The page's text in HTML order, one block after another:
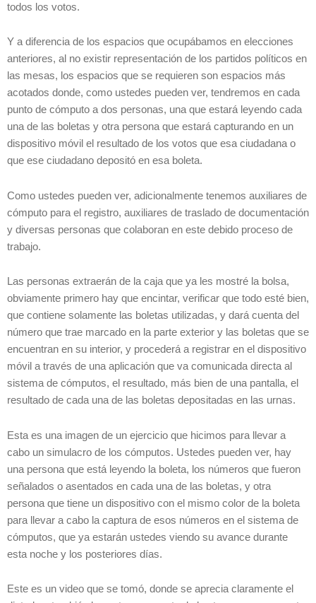
todos los votos.
Y a diferencia de los espacios que ocupábamos en elecciones
anteriores, al no existir representación de los partidos políticos en
las mesas, los espacios que se requieren son espacios más
acotados donde, como ustedes pueden ver, tendremos en cada
punto de cómputo a dos personas, una que estará leyendo cada
una de las boletas y otra persona que estará capturando en un
dispositivo móvil el resultado de los votos que esa ciudadana o
que ese ciudadano depositó en esa boleta.
Como ustedes pueden ver, adicionalmente tenemos auxiliares de
cómputo para el registro, auxiliares de traslado de documentación
y diversas personas que colaboran en este debido proceso de
trabajo.
Las personas extraerán de la caja que ya les mostré la bolsa,
obviamente primero hay que encintar, verificar que todo esté bien,
que contiene solamente las boletas utilizadas, y dará cuenta del
número que trae marcado en la parte exterior y las boletas que se
encuentran en su interior, y procederá a registrar en el dispositivo
móvil a través de una aplicación que va comunicada directa al
sistema de cómputos, el resultado, más bien de una pantalla, el
resultado de cada una de las boletas depositadas en las urnas.
Esta es una imagen de un ejercicio que hicimos para llevar a
cabo un simulacro de los cómputos. Ustedes pueden ver, hay
una persona que está leyendo la boleta, los números que fueron
señalados o asentados en cada una de las boletas, y otra
persona que tiene un dispositivo con el mismo color de la boleta
para llevar a cabo la captura de esos números en el sistema de
cómputos, que ya estarán ustedes viendo su avance durante
esta noche y los posteriores días.
Este es un video que se tomó, donde se aprecia claramente el